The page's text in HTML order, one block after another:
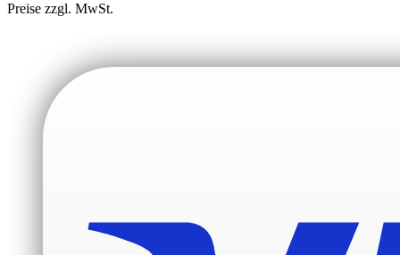
Preise zzgl. MwSt.